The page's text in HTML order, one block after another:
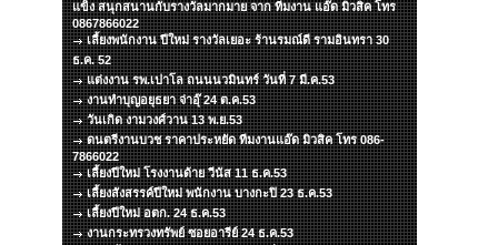
แข็ง สนุกสนานกับรางวัลมากมาย จาก ทีมงาน แอ๊ด มิวสิค โทร
0867866022
เลี้ยงพนักงาน ปีใหม่ รางวัลเยอะ ร้านรมณ์ดี รามอินทรา 30
ธ.ค. 52
แต่งงาน รพ.เปาโล ถนนนวมินทร์ วันที่ 7 มี.ค.53
งานทำบุญอยุธยา จ่าอุ๊ 24 ต.ค.53
วันเกิด งามวงศ์วาน 13 พ.ย.53
ดนตรีงานบวช ราคาประหยัด ทีมงานแอ๊ด มิวสิค โทร 086-
7866022
เลี้ยงปีใหม่ โรงงานด้าย วีนัส 11 ธ.ค.53
เลี้ยงสังสรรค์ปีใหม่ พนักงาน บางกะปิ 23 ธ.ค.53
เลี้ยงปีใหม่ อตก. 24 ธ.ค.53
งานกระทรวงทรัพย์ ซอยอารีย์ 24 ธ.ค.53